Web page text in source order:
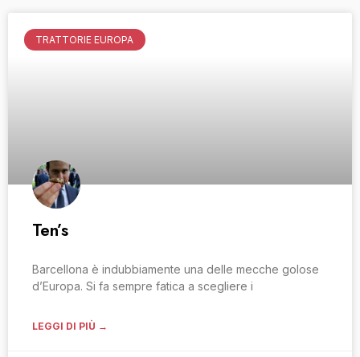
TRATTORIE EUROPA
Ten’s
Barcellona è indubbiamente una delle mecche golose
d’Europa. Si fa sempre fatica a scegliere i
LEGGI DI PIÙ →